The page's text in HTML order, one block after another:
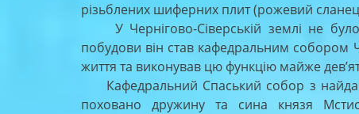
різьблених шиферних плит (рожевий
У Чернігово-Сіверській землі не
побудови він став кафедральним собором
життя та виконував цю функцію майже
Кафедральний Спаський собор з
поховано дружину та сина князя